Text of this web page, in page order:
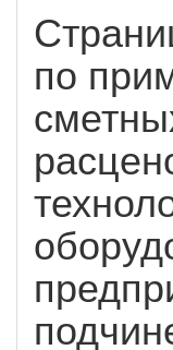
по